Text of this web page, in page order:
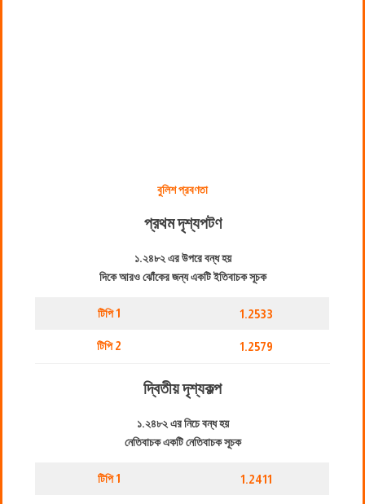
বুলিশ প্রবণতা
প্রথম দৃশ্যপটণ
১.২৪৮২ এর উপরে বন্ধ হয়
দিকে আরও ঝোঁকের জন্য একটি ইতিবাচক সূচক
টিপি 1 1.2533
টিপি 2 1.2579
দ্বিতীয় দৃশ্যকল্প
১.২৪৮২ এর নিচে বন্ধ হয়
নেতিবাচক একটি নেতিবাচক সূচক
টিপি 1 1.2411